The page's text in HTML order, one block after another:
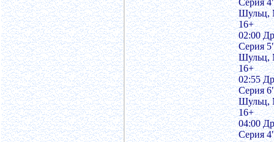
Серия
Шульц,
16+
02:00
Серия
Шульц,
16+
02:55
Серия
Шульц,
16+
04:00
Серия